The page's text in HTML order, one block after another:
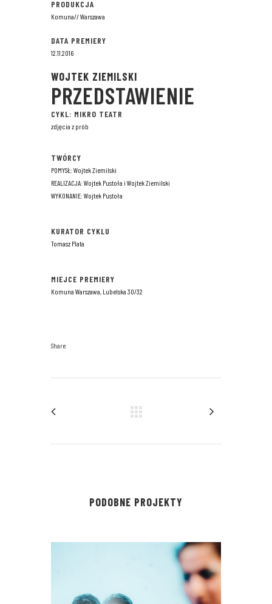
PRODUKCJA
Komuna// Warszawa
DATA PREMIERY
12.11.2016
WOJTEK ZIEMILSKI
PRZEDSTAWIENIE
CYKL: MIKRO TEATR
zdjęcia z prób
TWÓRCY
POMYSŁ: Wojtek Ziemilski
REALIZACJA: Wojtek Pustoła i Wojtek Ziemilski
WYKONANIE: Wojtek Pustoła
KURATOR CYKLU
Tomasz Plata
MIEJCE PREMIERY
Komuna Warszawa, Lubelska 30/32
Share
PODOBNE PROJEKTY